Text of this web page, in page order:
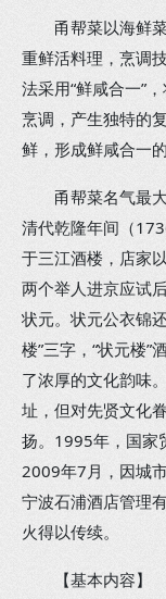
甬帮菜以海鲜
重鲜活料理，烹调
法采用“鲜咸合一”
烹调，产生独特的
鲜，形成鲜咸合一
甬帮菜名气最
清代乾隆年间（
于三江酒楼，店家
两个举人进京应试
状元。状元公衣锦
楼”三字，“状元楼
了浓厚的文化韵味
址，但对先贤文化
扬。1995年，国家
2009年7月，因城
宁波石浦酒店管理
火得以传续。
【基本内容】